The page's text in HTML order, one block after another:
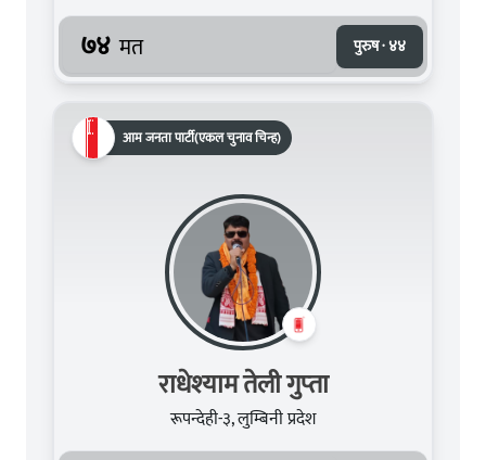
७४ मत पुरुष · ४४
आम जनता पार्टी(एकल चुनाव चिन्ह)
राधेश्‍याम तेली गुप्‍ता
रूपन्देही-३, लुम्बिनी प्रदेश